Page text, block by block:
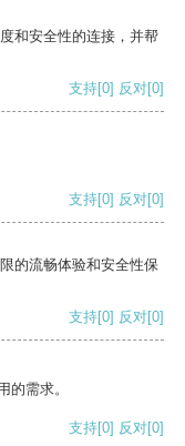
和安全性的连接，并帮
支持[0] 反对[0]
支持[0] 反对[0]
的流畅体验和安全性保
支持[0] 反对[0]
的需求。
支持[0] 反对[0]